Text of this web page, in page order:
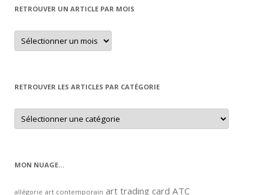
RETROUVER UN ARTICLE PAR MOIS
Retrouver
un
article
RETROUVER LES ARTICLES PAR CATÉGORIE
Retrouver
les
articles
MON NUAGE…
allégorie art contemporain art trading card ATC